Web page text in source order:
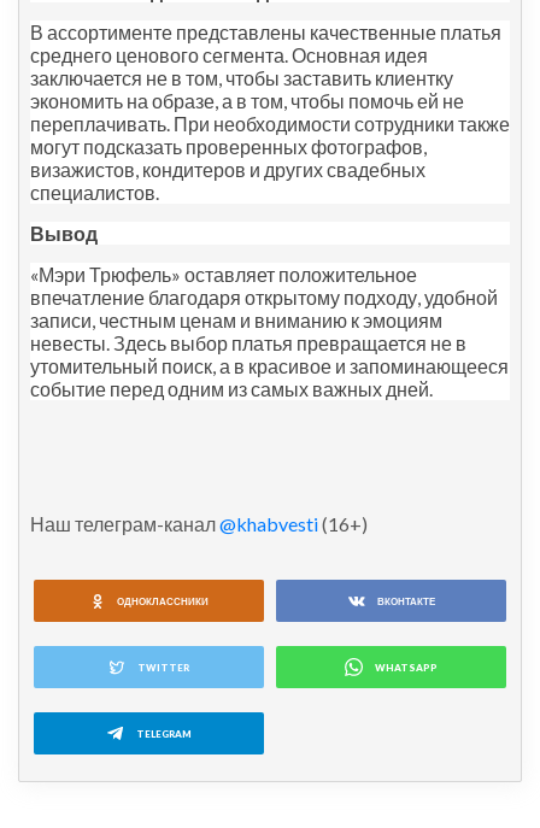
В ассортименте представлены качественные платья
среднего ценового сегмента. Основная идея
заключается не в том, чтобы заставить клиентку
экономить на образе, а в том, чтобы помочь ей не
переплачивать. При необходимости сотрудники также
могут подсказать проверенных фотографов,
визажистов, кондитеров и других свадебных
специалистов.
Вывод
«Мэри Трюфель» оставляет положительное
впечатление благодаря открытому подходу, удобной
записи, честным ценам и вниманию к эмоциям
невесты. Здесь выбор платья превращается не в
утомительный поиск, а в красивое и запоминающееся
событие перед одним из самых важных дней.
Наш телеграм-канал@khabvesti(16+)
ОДНОКЛАССНИКИ ВКОНТАКТЕ
TWITTER WHATSAPP
TELEGRAM